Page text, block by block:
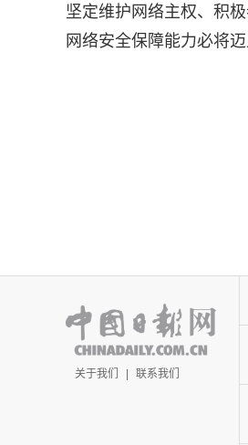
坚定维护网络主权、积
网络安全保障能力必将
关于我们 | 联系我们